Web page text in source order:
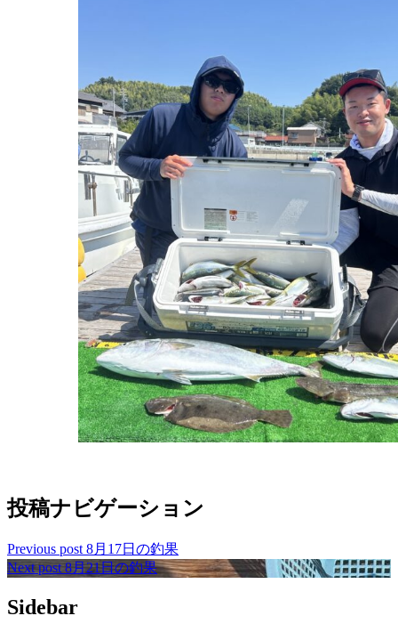
投稿ナビゲーション
Previous post 8月17日の釣果
Next post 8月21日の釣果
Sidebar